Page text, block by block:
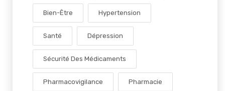
Bien-Être Hypertension
Santé Dépression
Sécurité Des Médicaments
Pharmacovigilance Pharmacie